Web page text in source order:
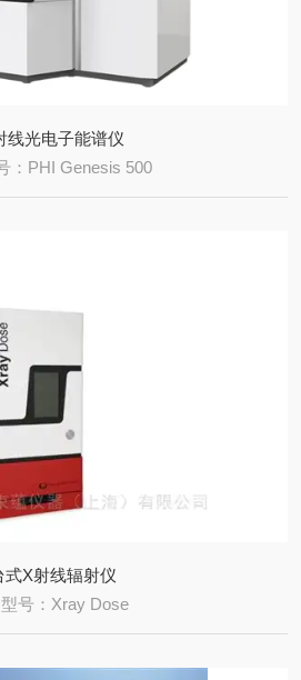
线光电子能谱仪
：PHI Genesis 500
式X射线辐射仪
型号：Xray Dose